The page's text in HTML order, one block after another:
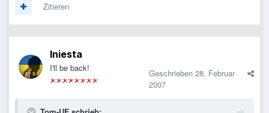
Zitieren
Iniesta
I'll be back! Geschrieben 28. Februar
2007